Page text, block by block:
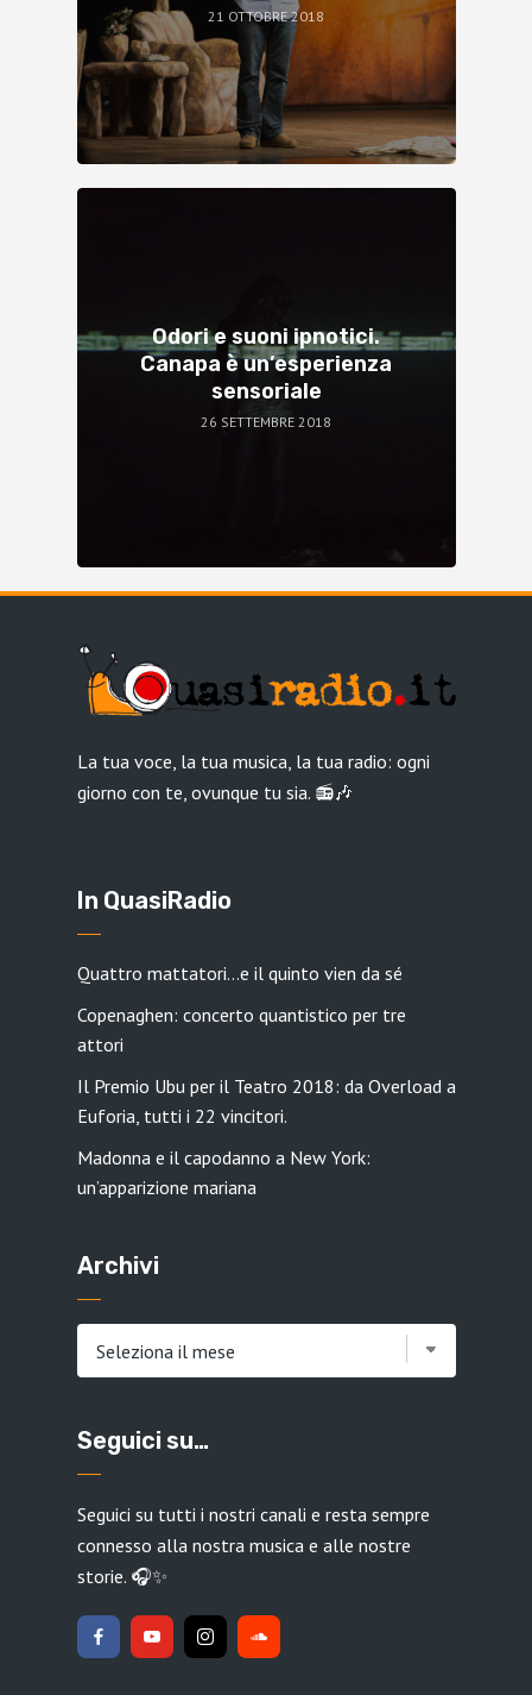
21 OTTOBRE 2018
Odori e suoni ipnotici.
Canapa è un’esperienza
sensoriale
26 SETTEMBRE 2018
La tua voce, la tua musica, la tua radio: ogni
giorno con te, ovunque tu sia. 📻🎶
In QuasiRadio
Quattro mattatori…e il quinto vien da sé
Copenaghen: concerto quantistico per tre
attori
Il Premio Ubu per il Teatro 2018: da Overload a
Euforia, tutti i 22 vincitori.
Madonna e il capodanno a New York:
un’apparizione mariana
Archivi
Seguici su…
Seguici su tutti i nostri canali e resta sempre
connesso alla nostra musica e alle nostre
storie. 🎧✨